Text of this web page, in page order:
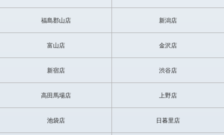
とても、感じが良くて、お尻の締まり具合が、とても良くて、めっ
ちゃテンションマックスになってしまいました。ありがとうござい
指名して良かったです。次回も宜しくです。(H様)
容姿もよく愛嬌ありプレ-も気持ちよくさせてもらって次回も指名さ
福島郡山店 新潟店
富山店 金沢店
新宿店 渋谷店
高田馬場店 上野店
池袋店 日暮里店